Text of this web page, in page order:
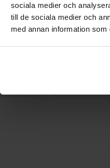
sociala medier och
till de sociala medier och
med annan information
520g Arla